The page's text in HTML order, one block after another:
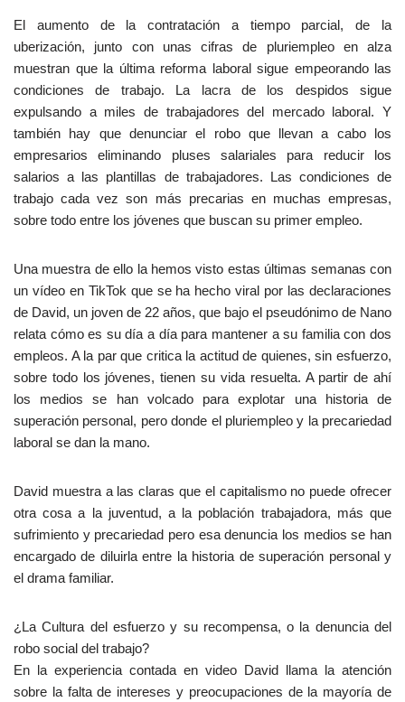
El aumento de la contratación a tiempo parcial, de la
uberización, junto con unas cifras de pluriempleo en alza
muestran que la última reforma laboral sigue empeorando las
condiciones de trabajo. La lacra de los despidos sigue
expulsando a miles de trabajadores del mercado laboral. Y
también hay que denunciar el robo que llevan a cabo los
empresarios eliminando pluses salariales para reducir los
salarios a las plantillas de trabajadores. Las condiciones de
trabajo cada vez son más precarias en muchas empresas,
sobre todo entre los jóvenes que buscan su primer empleo.
Una muestra de ello la hemos visto estas últimas semanas con
un vídeo en TikTok que se ha hecho viral por las declaraciones
de David, un joven de 22 años, que bajo el pseudónimo de Nano
relata cómo es su día a día para mantener a su familia con dos
empleos. A la par que critica la actitud de quienes, sin esfuerzo,
sobre todo los jóvenes, tienen su vida resuelta. A partir de ahí
los medios se han volcado para explotar una historia de
superación personal, pero donde el pluriempleo y la precariedad
laboral se dan la mano.
David muestra a las claras que el capitalismo no puede ofrecer
otra cosa a la juventud, a la población trabajadora, más que
sufrimiento y precariedad pero esa denuncia los medios se han
encargado de diluirla entre la historia de superación personal y
el drama familiar.
¿La Cultura del esfuerzo y su recompensa, o la denuncia del
robo social del trabajo?
En la experiencia contada en video David llama la atención
sobre la falta de intereses y preocupaciones de la mayoría de